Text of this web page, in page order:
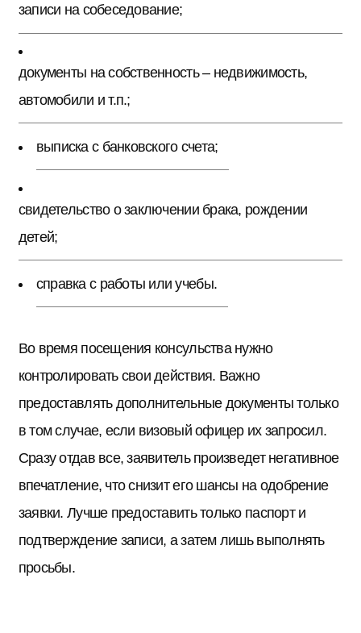
записи на собеседование;
документы на собственность – недвижимость,
автомобили и т.п.;
выписка с банковского счета;
свидетельство о заключении брака, рождении
детей;
справка с работы или учебы.
Во время посещения консульства нужно
контролировать свои действия. Важно
предоставлять дополнительные документы только
в том случае, если визовый офицер их запросил.
Сразу отдав все, заявитель произведет негативное
впечатление, что снизит его шансы на одобрение
заявки. Лучше предоставить только паспорт и
подтверждение записи, а затем лишь выполнять
просьбы.